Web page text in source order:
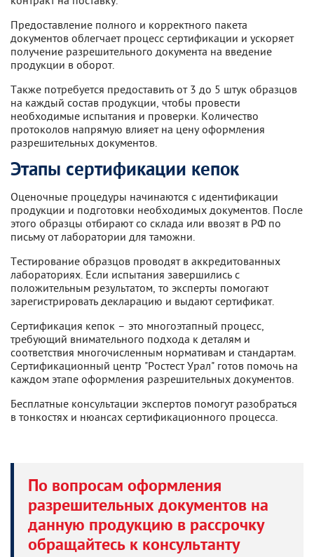
Предоставление полного и корректного пакета
документов облегчает процесс сертификации и ускоряет
получение разрешительного документа на введение
продукции в оборот.
Также потребуется предоставить от 3 до 5 штук образцов
на каждый состав продукции, чтобы провести
необходимые испытания и проверки. Количество
протоколов напрямую влияет на цену оформления
разрешительных документов.
Этапы сертификации кепок
Оценочные процедуры начинаются с идентификации
продукции и подготовки необходимых документов. После
этого образцы отбирают со склада или ввозят в РФ по
письму от лаборатории для таможни.
Тестирование образцов проводят в аккредитованных
лабораториях. Если испытания завершились с
положительным результатом, то эксперты помогают
зарегистрировать декларацию и выдают сертификат.
Сертификация кепок – это многоэтапный процесс,
требующий внимательного подхода к деталям и
соответствия многочисленным нормативам и стандартам.
Сертификационный центр "Ростест Урал" готов помочь на
каждом этапе оформления разрешительных документов.
Бесплатные консультации экспертов помогут разобраться
в тонкостях и нюансах сертификационного процесса.
По вопросам оформления
разрешительных документов на
данную продукцию в рассрочку
обращайтесь к консультанту